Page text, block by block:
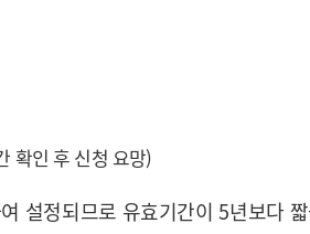
확인 후 신청 요망)
설정되므로 유효기간이 5년보다